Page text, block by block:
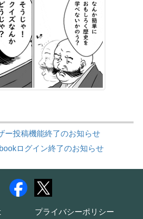
ー投稿機能終了のお知らせ
ログイン終了のお知らせ
プライバシーポリシー